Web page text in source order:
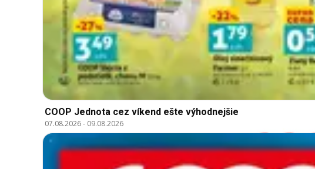
COOP Jednota cez víkend ešte výhodnejšie
07.08.2026- 09.08.2026